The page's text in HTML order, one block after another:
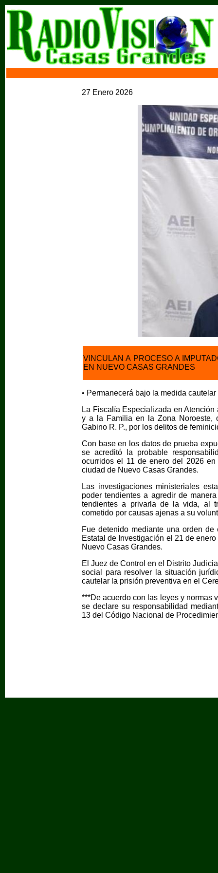
27 Enero 2026
VINCULAN A PROCESO A
EN NUEVO CASAS GRANDES
• Permanecerá bajo la medida
La Fiscalía Especializada en
y a la Familia en la Zona Noroeste,
Gabino R. P., por los delitos de
Con base en los datos de prueba
se acreditó la probable
ocurridos el 11 de enero del 2026
ciudad de Nuevo Casas Grandes.
Las investigaciones ministeriales
poder tendientes a agredir de
tendientes a privarla de la vida, al
cometido por causas ajenas a su
Fue detenido mediante una orden
Estatal de Investigación el 21 de
Nuevo Casas Grandes.
El Juez de Control en el Distrito
social para resolver la situación
cautelar la prisión preventiva en el
***De acuerdo con las leyes y normas
se declare su responsabilidad
13 del Código Nacional de